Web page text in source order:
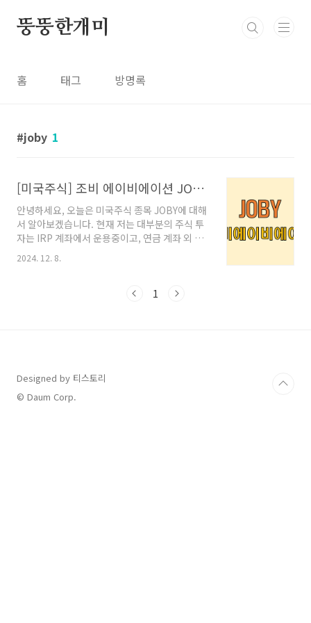
뚱뚱한개미
홈 태그 방명록
joby 1
[미국주식] 조비 에이비에이션 JOBY (연혁, 성장, 상용화, 재무)
안녕하세요, 오늘은 미국주식 종목 JOBY에 대해
서 알아보겠습니다. 현재 저는 대부분의 주식 투
자는 IRP 계좌에서 운용중이고, 연금 계좌 외 일
반 투자는 통상 펀드를 매수하였으나, 이번에는
직접 투자를 실시한 JOBY에 대해서 함께 알아보
하신 분은 아래 링크 참조 부탁드립니다.퇴직연
직으로 퇴직금을 정산 받으며 개설한 개인형IRP
계afatant.com퇴직연금 (IRP / DC형) 안전자
산 30% ETF..
2024. 12. 8.
1
Designed by 티스토리
© Daum Corp.